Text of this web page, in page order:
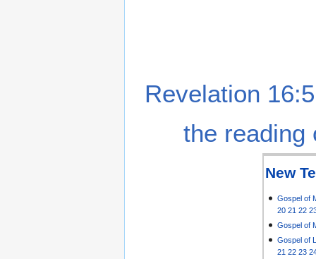
Revelation
the reading
New
Gospel of
20 21 22
Gospel of
Gospel of
21 22 23